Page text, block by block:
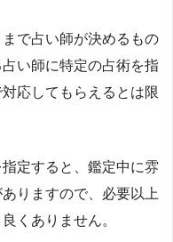
で占い師が決めるもの
い師に特定の占術を指
応してもらえるとは限
定すると、鑑定中に雰
りますので、必要以上
くありません。